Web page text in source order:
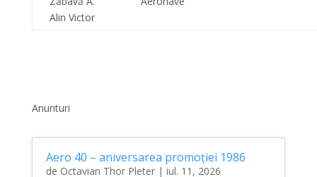
Alin Victor
Anunturi
Aero 40 – aniversarea promoției 1986
de Octavian Thor Pleter| iul. 11, 2026